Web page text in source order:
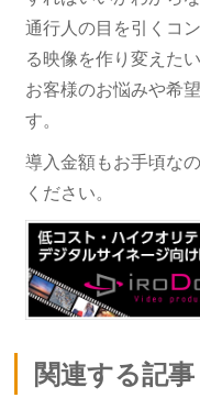
通行人の目を引くコ
る映像を作り変えた
お客様のお悩みや希
す。
導入金額もお手頃な
ください。
関連する記事